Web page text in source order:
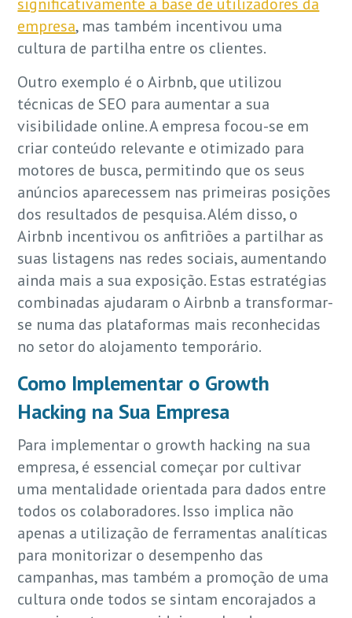
empresa, mas também incentivou uma
cultura de partilha entre os clientes.
Outro exemplo é o Airbnb, que utilizou
técnicas de SEO para aumentar a sua
visibilidade online. A empresa focou-se em
criar conteúdo relevante e otimizado para
motores de busca, permitindo que os seus
anúncios aparecessem nas primeiras posições
dos resultados de pesquisa. Além disso, o
Airbnb incentivou os anfitriões a partilhar as
suas listagens nas redes sociais, aumentando
ainda mais a sua exposição. Estas estratégias
combinadas ajudaram o Airbnb a transformar-
se numa das plataformas mais reconhecidas
no setor do alojamento temporário.
Como Implementar o Growth
Hacking na Sua Empresa
Para implementar o growth hacking na sua
empresa, é essencial começar por cultivar
uma mentalidade orientada para dados entre
todos os colaboradores. Isso implica não
apenas a utilização de ferramentas analíticas
para monitorizar o desempenho das
campanhas, mas também a promoção de uma
cultura onde todos se sintam encorajados a